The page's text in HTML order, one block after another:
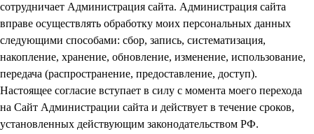
сотрудничает Администрация сайта. Администрация сайта
вправе осуществлять обработку моих персональных данных
следующими способами: сбор, запись, систематизация,
накопление, хранение, обновление, изменение, использование,
передача (распространение, предоставление, доступ).
Настоящее согласие вступает в силу с момента моего перехода
на Сайт Администрации сайта и действует в течение сроков,
установленных действующим законодательством РФ.